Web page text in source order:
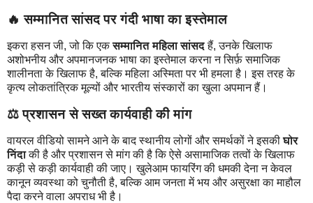
🔥 सम्मानित सांसद पर गंदी भाषा का इस्तेमाल
इकरा हसन जी, जो कि एकसम्मानित महिला सांसदहैं, उनके खिलाफ
अशोभनीय और अपमानजनक भाषा का इस्तेमाल करना न सिर्फ़ समाजिक
शालीनता के खिलाफ है, बल्कि महिला अस्मिता पर भी हमला है। इस तरह के
कृत्य लोकतांत्रिक मूल्यों और भारतीय संस्कारों का खुला अपमान हैं।
⚖️ प्रशासन से सख्त कार्यवाही की मांग
वायरल वीडियो सामने आने के बाद स्थानीय लोगों और समर्थकों ने इसकीघोर
निंदाकी है और प्रशासन से मांग की है कि ऐसे असामाजिक तत्वों के खिलाफ
कड़ी से कड़ी कार्यवाही की जाए। खुलेआम फायरिंग की धमकी देना न केवल
कानून व्यवस्था को चुनौती है, बल्कि आम जनता में भय और असुरक्षा का माहौल
पैदा करने वाला अपराध भी है।